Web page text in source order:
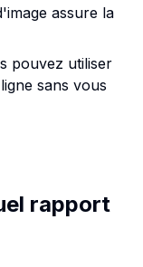
assure la
pouvez utiliser
sans vous
rapport